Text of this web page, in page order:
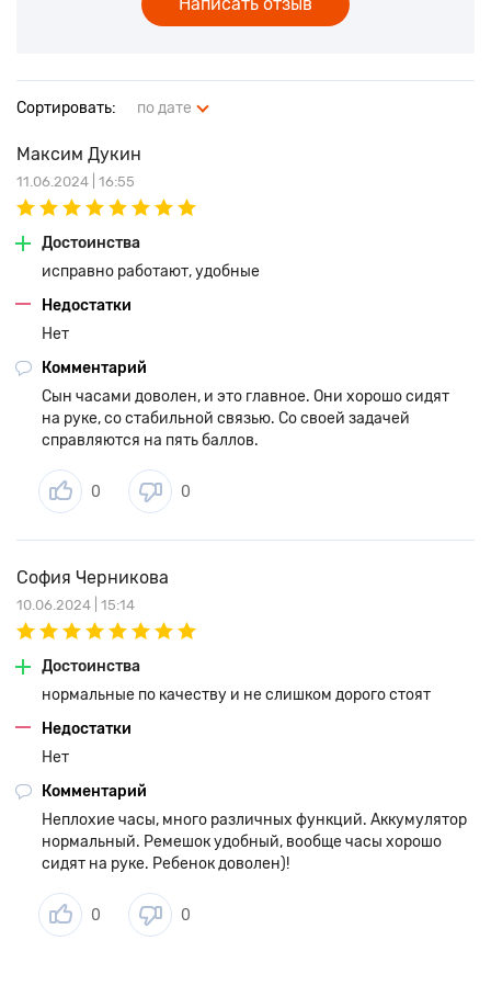
Сортировать: по дате
Максим Дукин
11.06.2024 | 16:55
Достоинства
исправно работают, удобные
Недостатки
Нет
Комментарий
Сын часами доволен, и это главное. Они хорошо сидят
на руке, со стабильной связью. Со своей задачей
справляются на пять баллов.
0 0
София Черникова
10.06.2024 | 15:14
Достоинства
нормальные по качеству и не слишком дорого стоят
Недостатки
Нет
Комментарий
Неплохие часы, много различных функций. Аккумулятор
нормальный. Ремешок удобный, вообще часы хорошо
сидят на руке. Ребенок доволен)!
0 0